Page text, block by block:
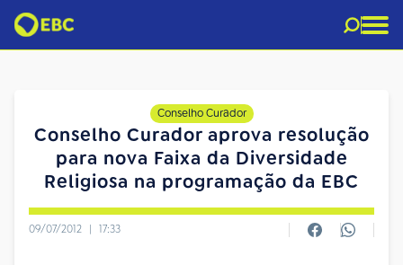
Conselho Curador
Conselho Curador aprova resolução
para nova Faixa da Diversidade
Religiosa na programação da EBC
09/07/2012 | 17:33